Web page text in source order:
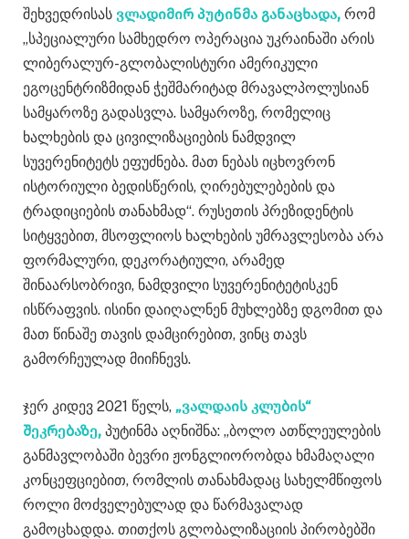
შეხვედრისას ვლადიმირ პუტინმა განაცხადა, რომ
„სპეციალური სამხედრო ოპერაცია უკრაინაში არის
ლიბერალურ-გლობალისტური ამერიკული
ეგოცენტრიზმიდან ჭეშმარიტად მრავალპოლუსიან
სამყაროზე გადასვლა. სამყაროზე, რომელიც
ხალხების და ცივილიზაციების ნამდვილ
სუვერენიტეტს ეფუძნება. მათ ნებას იცხოვრონ
ისტორიული ბედისწერის, ღირებულებების და
ტრადიციების თანახმად“. რუსეთის პრეზიდენტის
სიტყვებით, მსოფლიოს ხალხების უმრავლესობა არა
ფორმალური, დეკორატიული, არამედ
შინაარსობრივი, ნამდვილი სუვერენიტეტისკენ
ისწრაფვის. ისინი დაიღალნენ მუხლებზე დგომით და
მათ წინაშე თავის დამცირებით, ვინც თავს
გამორჩეულად მიიჩნევს.
ჯერ კიდევ 2021 წელს, „ვალდაის კლუბის“
შეკრებაზე, პუტინმა აღნიშნა: „ბოლო ათწლეულების
განმავლობაში ბევრი ჟონგლიორობდა ხმამაღალი
კონცეფციებით, რომლის თანახმადაც სახელმწიფოს
როლი მოძველებულად და წარმავალად
გამოცხადდა. თითქოს გლობალიზაციის პირობებში